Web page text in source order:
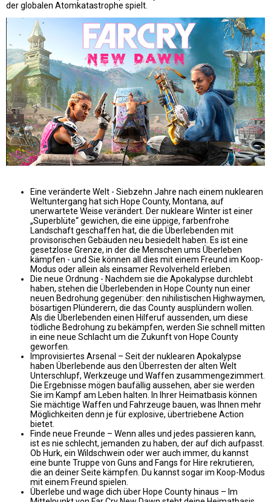
der globalen Atomkatastrophe spielt.
Eine veränderte Welt - Siebzehn Jahre nach einem nuklearen
Weltuntergang hat sich Hope County, Montana, auf
unerwartete Weise verändert. Der nukleare Winter ist einer
„Superblüte“ gewichen, die eine üppige, farbenfrohe
Landschaft geschaffen hat, die die Überlebenden mit
provisorischen Gebäuden neu besiedelt haben. Es ist eine
gesetzlose Grenze, in der die Menschen ums Überleben
kämpfen - und Sie können all dies mit einem Freund im Koop-
Modus oder allein als einsamer Revolverheld erleben.
Die neue Ordnung - Nachdem sie die Apokalypse durchlebt
haben, stehen die Überlebenden in Hope County nun einer
neuen Bedrohung gegenüber: den nihilistischen Highwaymen,
bösartigen Plünderern, die das County ausplündern wollen.
Als die Überlebenden einen Hilferuf aussenden, um diese
tödliche Bedrohung zu bekämpfen, werden Sie schnell mitten
in eine neue Schlacht um die Zukunft von Hope County
geworfen.
Improvisiertes Arsenal – Seit der nuklearen Apokalypse
haben Überlebende aus den Überresten der alten Welt
Unterschlupf, Werkzeuge und Waffen zusammengezimmert.
Die Ergebnisse mögen baufällig aussehen, aber sie werden
Sie im Kampf am Leben halten. In Ihrer Heimatbasis können
Sie mächtige Waffen und Fahrzeuge bauen, was Ihnen mehr
Möglichkeiten denn je für explosive, übertriebene Action
bietet.
Finde neue Freunde – Wenn alles und jedes passieren kann,
ist es nie schlecht, jemanden zu haben, der auf dich aufpasst.
Ob Hurk, ein Wildschwein oder wer auch immer, du kannst
eine bunte Truppe von Guns and Fangs for Hire rekrutieren,
die an deiner Seite kämpfen. Du kannst sogar im Koop-Modus
mit einem Freund spielen.
Überlebe und wage dich über Hope County hinaus – Im